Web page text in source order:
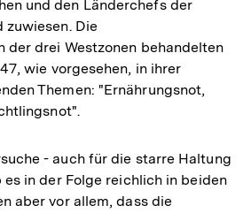
und den Länderchefs der
zuwiesen. Die
der drei Westzonen behandelten
wie vorgesehen, in ihrer
Themen: "Ernährungsnot,
- auch für die starre Haltung
in der Folge reichlich in beiden
aber vor allem, dass die